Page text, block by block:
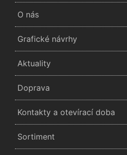
O nás
Grafické návrhy
Aktuality
Doprava
Kontakty a otevírací doba
Sortiment